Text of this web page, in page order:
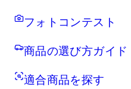
フォトコンテスト
商品の選び方ガイド
適合商品を探す